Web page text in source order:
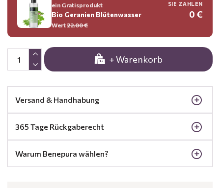
+ Warenkorb
ein Gratisprodukt
Bio Geranien Blütenwasser
Wert22.00 €
SIE ZAHLEN
0 €
Versand & Handhabung
365 Tage Rückgaberecht
Warum Benepura wählen?